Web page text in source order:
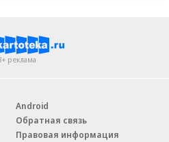
реклама
Android
Обратная связь
Правовая информация